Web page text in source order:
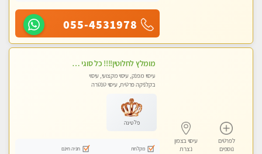
055-4531978
לפרטים
נוספים
עיסוי בצפון
נצרת
מומלץ לחלוטין!!!! כל סוגי העיסויים מעסה מקצועית ואיכותית פרטי!!!
עיסוי מפנק, עיסוי מקצועי, עיסוי
בקלניקה פרטית, עיסוי טנטרה
פלטינה
מקלחת
חניה חינם